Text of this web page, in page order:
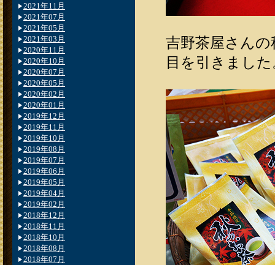
吉野茶屋さん
目を引きました
2021年11月
2021年07月
2021年05月
2021年03月
2020年11月
2020年10月
2020年07月
2020年05月
2020年02月
2020年01月
2019年12月
2019年11月
2019年10月
2019年08月
2019年07月
2019年06月
2019年05月
2019年04月
2019年02月
2018年12月
2018年11月
2018年10月
2018年08月
2018年07月